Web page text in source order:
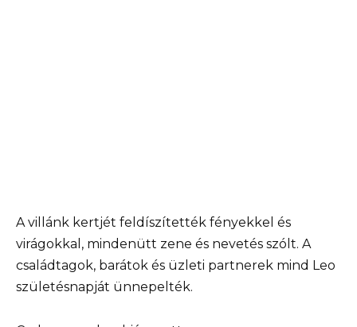
A villánk kertjét feldíszítették fényekkel és
virágokkal, mindenütt zene és nevetés szólt. A
családtagok, barátok és üzleti partnerek mind Leo
születésnapját ünnepelték.